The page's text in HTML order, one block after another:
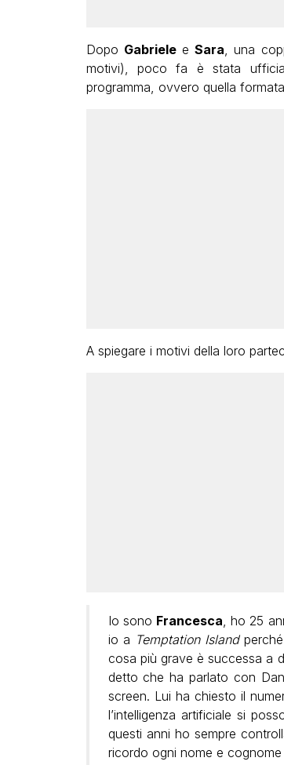
Dopo GabrieleeSara , una
motivi), poco fa è stata
programma, ovvero quella
A spiegare i motivi della loro
Io sono Francesca , ho 25
io a Temptation Islandperché
cosa più grave è successa a
detto che ha parlato con
screen. Lui ha chiesto il
l’intelligenza artificiale si
questi anni ho sempre
ricordo ogni nome e